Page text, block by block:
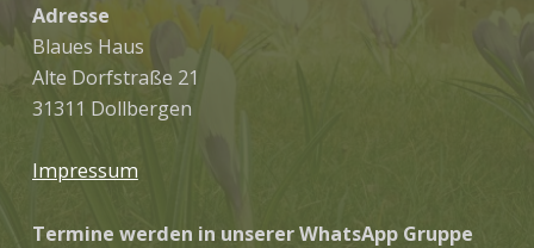
Adresse
Blaues Haus
Alte Dorfstraße 21
31311 Dollbergen
Impressum
Termine werden in unserer WhatsApp Gruppe